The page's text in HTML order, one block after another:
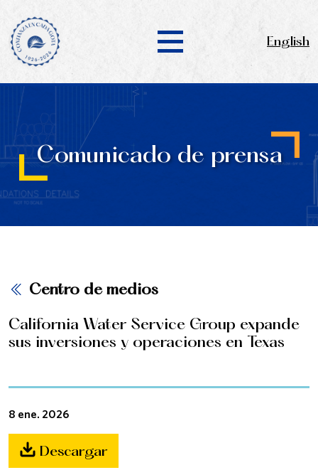
English
Comunicado de prensa
Centro de medios
California Water Service Group expande
sus inversiones y operaciones en Texas
8 ene. 2026
Descargar